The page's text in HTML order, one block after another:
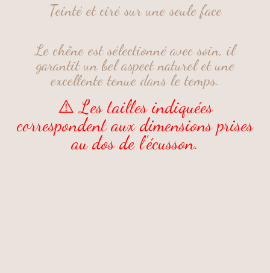
Teinté et ciré sur une seule face
Le chêne est sélectionné avec soin, il
garantit un bel aspect naturel et une
excellente tenue dans le temps.
⚠️ Les tailles indiquées
correspondent aux dimensions prises
au dos de l’écusson.